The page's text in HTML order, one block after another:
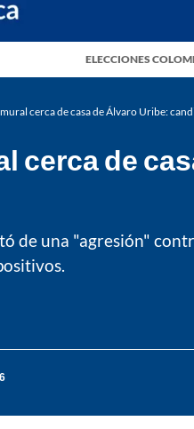
ELECCIONES
cerca de casa de Álvaro Uribe:
cerca de
de una "agresión"